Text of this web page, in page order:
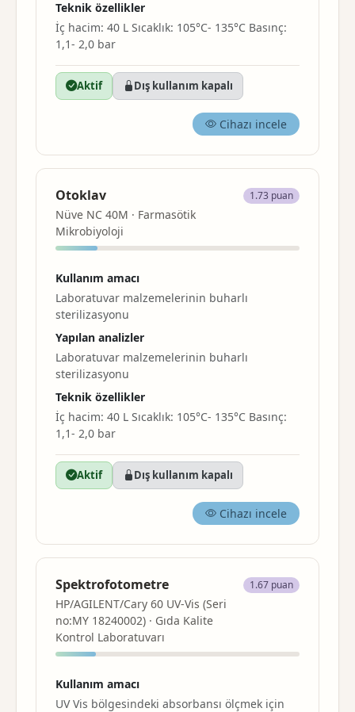
Teknik özellikler
İç hacim: 40 L Sıcaklık: 105°C- 135°C Basınç:
1,1- 2,0 bar
Aktif Dış kullanım kapalı
Cihazı incele
Otoklav
Nüve NC 40M · Farmasötik
Mikrobiyoloji
1.73 puan
Kullanım amacı
Laboratuvar malzemelerinin buharlı
sterilizasyonu
Yapılan analizler
Laboratuvar malzemelerinin buharlı
sterilizasyonu
Teknik özellikler
İç hacim: 40 L Sıcaklık: 105°C- 135°C Basınç:
1,1- 2,0 bar
Aktif Dış kullanım kapalı
Cihazı incele
Spektrofotometre
HP/AGILENT/Cary 60 UV-Vis (Seri
no:MY 18240002) · Gıda Kalite
Kontrol Laboratuvarı
1.67 puan
Kullanım amacı
UV Vis bölgesindeki absorbansı ölçmek için